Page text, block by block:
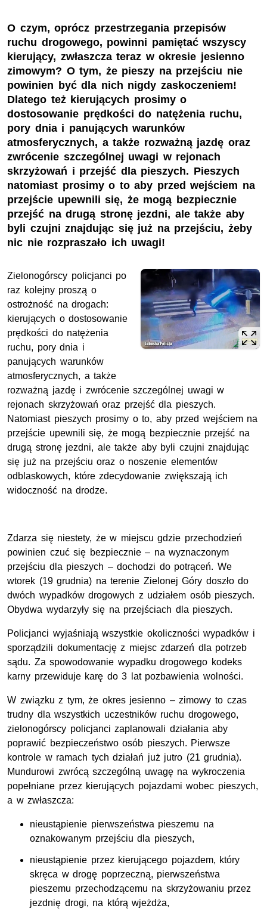
O czym, oprócz przestrzegania przepisów
ruchu drogowego, powinni pamiętać wszyscy
kierujący, zwłaszcza teraz w okresie jesienno
zimowym? O tym, że pieszy na przejściu nie
powinien być dla nich nigdy zaskoczeniem!
Dlatego też kierujących prosimy o
dostosowanie prędkości do natężenia ruchu,
pory dnia i panujących warunków
atmosferycznych, a także rozważną jazdę oraz
zwrócenie szczególnej uwagi w rejonach
skrzyżowań i przejść dla pieszych. Pieszych
natomiast prosimy o to aby przed wejściem na
przejście upewnili się, że mogą bezpiecznie
przejść na drugą stronę jezdni, ale także aby
byli czujni znajdując się już na przejściu, żeby
nic nie rozpraszało ich uwagi!
Zielonogórscy policjanci po
raz kolejny proszą o
ostrożność na drogach:
kierujących o dostosowanie
prędkości do natężenia
ruchu, pory dnia i
panujących warunków
atmosferycznych, a także
rozważną jazdę i zwrócenie szczególnej uwagi w
rejonach skrzyżowań oraz przejść dla pieszych.
Natomiast pieszych prosimy o to, aby przed wejściem na
przejście upewnili się, że mogą bezpiecznie przejść na
drugą stronę jezdni, ale także aby byli czujni znajdując
się już na przejściu oraz o noszenie elementów
odblaskowych, które zdecydowanie zwiększają ich
widoczność na drodze.
Zdarza się niestety, że w miejscu gdzie przechodzień
powinien czuć się bezpiecznie – na wyznaczonym
przejściu dla pieszych – dochodzi do potrąceń. We
wtorek (19 grudnia) na terenie Zielonej Góry doszło do
dwóch wypadków drogowych z udziałem osób pieszych.
Obydwa wydarzyły się na przejściach dla pieszych.
Policjanci wyjaśniają wszystkie okoliczności wypadków i
sporządzili dokumentację z miejsc zdarzeń dla potrzeb
sądu. Za spowodowanie wypadku drogowego kodeks
karny przewiduje karę do 3 lat pozbawienia wolności.
W związku z tym, że okres jesienno – zimowy to czas
trudny dla wszystkich uczestników ruchu drogowego,
zielonogórscy policjanci zaplanowali działania aby
poprawić bezpieczeństwo osób pieszych. Pierwsze
kontrole w ramach tych działań już jutro (21 grudnia).
Mundurowi zwrócą szczególną uwagę na wykroczenia
popełniane przez kierujących pojazdami wobec pieszych,
a w zwłaszcza:
nieustąpienie pierwszeństwa pieszemu na
oznakowanym przejściu dla pieszych,
nieustąpienie przez kierującego pojazdem, który
skręca w drogę poprzeczną, pierwszeństwa
pieszemu przechodzącemu na skrzyżowaniu przez
jezdnię drogi, na którą wjeżdża,